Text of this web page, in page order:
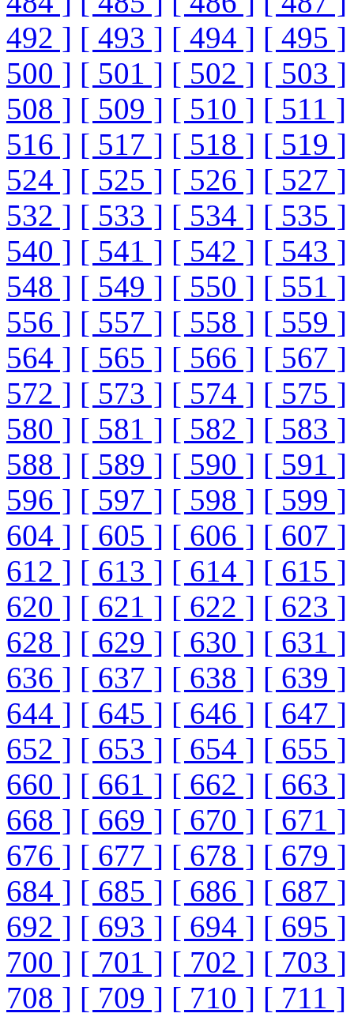
492 ] [ 493 ] [ 494 ] [ 495 ]
500 ] [ 501 ] [ 502 ] [ 503 ]
508 ] [ 509 ] [ 510 ] [ 511 ]
516 ] [ 517 ] [ 518 ] [ 519 ]
524 ] [ 525 ] [ 526 ] [ 527 ]
532 ] [ 533 ] [ 534 ] [ 535 ]
540 ] [ 541 ] [ 542 ] [ 543 ]
548 ] [ 549 ] [ 550 ] [ 551 ]
556 ] [ 557 ] [ 558 ] [ 559 ]
564 ] [ 565 ] [ 566 ] [ 567 ]
572 ] [ 573 ] [ 574 ] [ 575 ]
580 ] [ 581 ] [ 582 ] [ 583 ]
588 ] [ 589 ] [ 590 ] [ 591 ]
596 ] [ 597 ] [ 598 ] [ 599 ]
604 ] [ 605 ] [ 606 ] [ 607 ]
612 ] [ 613 ] [ 614 ] [ 615 ]
620 ] [ 621 ] [ 622 ] [ 623 ]
628 ] [ 629 ] [ 630 ] [ 631 ]
636 ] [ 637 ] [ 638 ] [ 639 ]
644 ] [ 645 ] [ 646 ] [ 647 ]
652 ] [ 653 ] [ 654 ] [ 655 ]
660 ] [ 661 ] [ 662 ] [ 663 ]
668 ] [ 669 ] [ 670 ] [ 671 ]
676 ] [ 677 ] [ 678 ] [ 679 ]
684 ] [ 685 ] [ 686 ] [ 687 ]
692 ] [ 693 ] [ 694 ] [ 695 ]
700 ] [ 701 ] [ 702 ] [ 703 ]
708 ] [ 709 ] [ 710 ] [ 711 ]